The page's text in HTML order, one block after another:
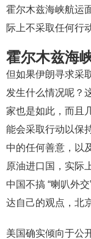
霍尔木兹海峡航运
际上不采取任何行
霍尔木兹海
但如果伊朗寻求采
发生什么情况呢？
家也是如此，而且
能会采取行动以保
中的任何善意，以
原油进口国，实际
中国不搞 “喇叭外
达自己的观点，北
美国确实倾向于公